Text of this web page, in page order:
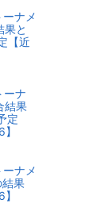
ナメ
果と
【近
ーナ
結果
定
ナメ
結果